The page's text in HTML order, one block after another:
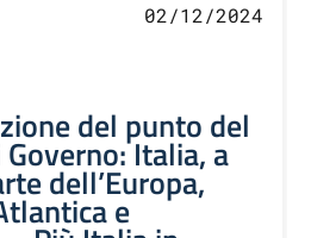
02/12/2024
del punto del
Italia, a
dell’Europa,
e